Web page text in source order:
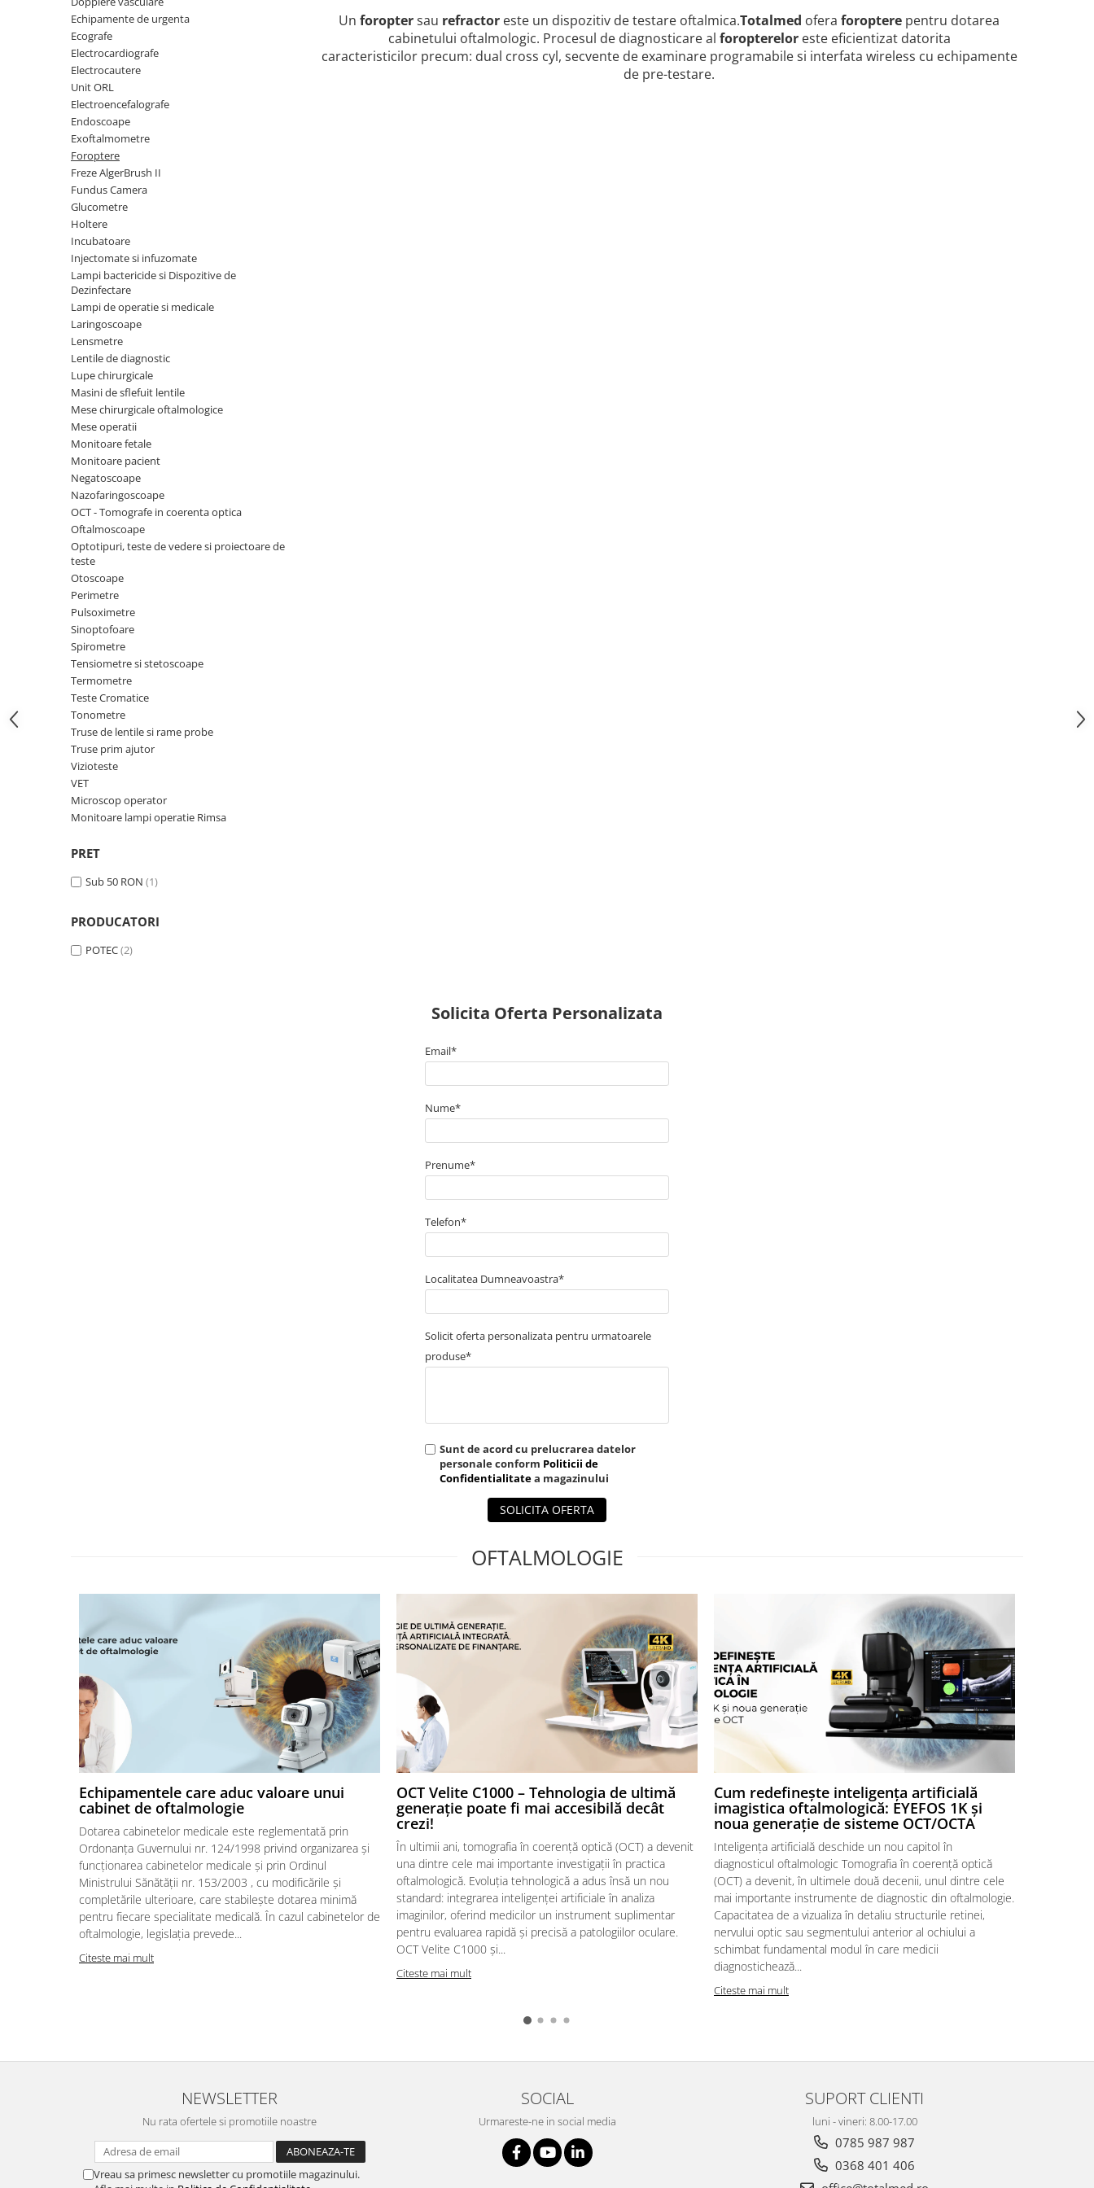
Echipamente de urgenta
Electrocardiografe
Electrocautere
Electroencefalografe
Endoscoape
Exoftalmometre
Freze AlgerBrush II
Fundus Camera
Glucometre
Incubatoare
Injectomate si infuzomate
Lampi bactericide si Dispozitive de
Dezinfectare
Lampi de operatie si medicale
Laringoscoape
Lentile de diagnostic
Lupe chirurgicale
Masini de sflefuit lentile
Mese chirurgicale oftalmologice
Mese operatii
Monitoare fetale
Monitoare pacient
Negatoscoape
Nazofaringoscoape
OCT - Tomografe in coerenta
Oftalmoscoape
Optotipuri, teste de vedere si
proiectoare de teste
Otoscoape
Sinoptofoare
Spirometre
Truse perfuzie
Echipamente de urgenta
Ecografe
Electrocardiografe
Electrocautere
Unit ORL
Electroencefalografe
Endoscoape
Exoftalmometre
Foroptere
Freze AlgerBrush II
Fundus Camera
Glucometre
Holtere
Incubatoare
Injectomate si infuzomate
Lampi bactericide si Dispozitive de
Dezinfectare
Lampi de operatie si medicale
Laringoscoape
Lensmetre
Lentile de diagnostic
Lupe chirurgicale
Masini de sflefuit lentile
Mese chirurgicale oftalmologice
Mese operatii
Monitoare fetale
Monitoare pacient
Negatoscoape
Nazofaringoscoape
OCT - Tomografe in coerenta optica
Oftalmoscoape
Optotipuri, teste de vedere si proiectoare de
teste
Otoscoape
Perimetre
Pulsoximetre
Sinoptofoare
Spirometre
Tensiometre si stetoscoape
Termometre
Teste Cromatice
Tonometre
Truse de lentile si rame probe
Truse prim ajutor
Vizioteste
VET
Microscop operator
Monitoare lampi operatie Rimsa
PRET
Sub 50 RON (1)
PRODUCATORI
POTEC(2)
Un foroptersau refractor este un dispozitiv de testare oftalmica.Totalmed ofera foroptere pentru dotarea
cabinetului oftalmologic. Procesul de diagnosticare al foroptereloreste eficientizat datorita
caracteristicilor precum: dual cross cyl, secvente de examinare programabile si interfata wireless cu echipamente
de pre-testare.
Solicita Oferta Personalizata
Email*
Nume*
Prenume*
Telefon*
Localitatea Dumneavoastra*
Solicit oferta personalizata pentru urmatoarele
produse*
Sunt de acord cu prelucrarea datelor
personale conform Politicii de
Confidentialitatea magazinului
SOLICITA OFERTA
OFTALMOLOGIE
Echipamentele care aduc valoare unui
cabinet de oftalmologie
Dotarea cabinetelor medicale este reglementată prin
Ordonanța Guvernului nr. 124/1998 privind organizarea și
funcționarea cabinetelor medicale și prin Ordinul
Ministrului Sănătății nr. 153/2003 , cu modificările și
completările ulterioare, care stabilește dotarea minimă
pentru fiecare specialitate medicală. În cazul cabinetelor de
oftalmologie, legislația prevede...
Citeste mai mult
OCT Velite C1000 – Tehnologia de ultimă
generație poate fi mai accesibilă decât
crezi!
În ultimii ani, tomografia în coerență optică (OCT) a devenit
una dintre cele mai importante investigații în practica
oftalmologică. Evoluția tehnologică a adus însă un nou
standard: integrarea inteligenței artificiale în analiza
imaginilor, oferind medicilor un instrument suplimentar
pentru evaluarea rapidă și precisă a patologiilor oculare.
OCT Velite C1000 și...
Citeste mai mult
Cum redefinește inteligența artificială
imagistica oftalmologică: EYEFOS 1K și
noua generație de sisteme OCT/OCTA
Inteligența artificială deschide un nou capitol în
diagnosticul oftalmologic Tomografia în coerență optică
(OCT) a devenit, în ultimele două decenii, unul dintre cele
mai importante instrumente de diagnostic din oftalmologie.
Capacitatea de a vizualiza în detaliu structurile retinei,
nervului optic sau segmentului anterior al ochiului a
schimbat fundamental modul în care medicii
diagnostichează...
Citeste mai mult
NEWSLETTER
Nu rata ofertele si promotiile noastre
Vreau sa primesc newsletter cu promotiile magazinului.
SOCIAL
Urmareste-ne in social media
SUPORT CLIENTI
luni - vineri: 8.00-17.00
0785 987 987
0368 401 406